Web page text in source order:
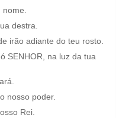
destra.
irão adiante do teu rosto.
SENHOR, na luz da tua
nosso poder.
Rei.